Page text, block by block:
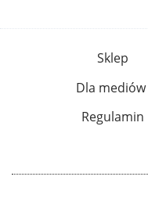
Sklep
Dla mediów
Regulamin